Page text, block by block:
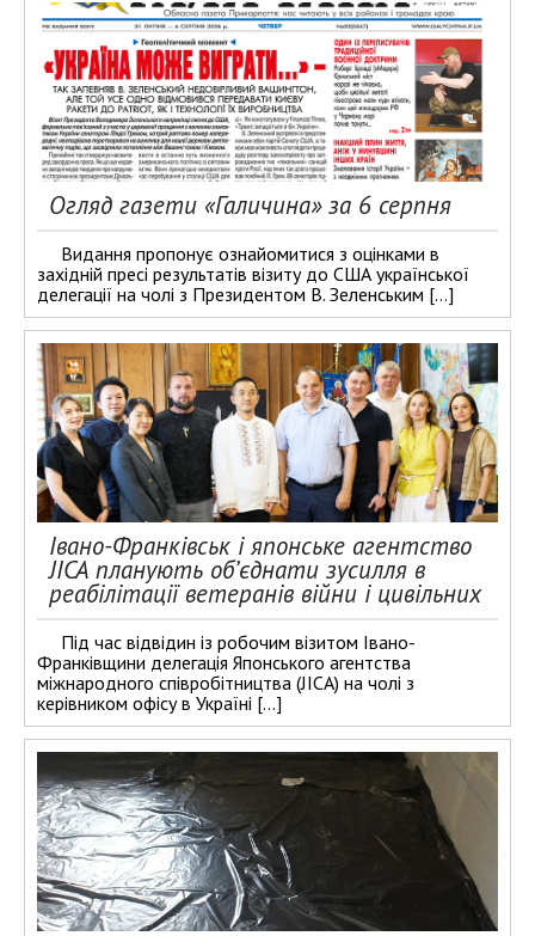
Огляд газети «Галичина» за 6 серпня
Видання пропонує ознайомитися з оцінками в
західній пресі результатів візиту до США української
делегації на чолі з Президентом В. Зеленським […]
Івано-Франківськ і японське агентство
JICA планують об’єднати зусилля в
реабілітації ветеранів війни і цивільних
Під час відвідин із робочим візитом Івано-
Франківщини делегація Японського агентства
міжнародного співробітництва (JICA) на чолі з
керівником офісу в Україні […]